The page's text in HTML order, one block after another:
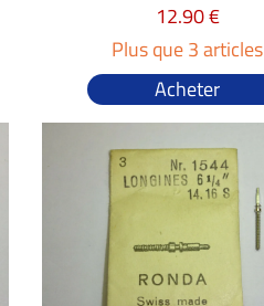
12.90 €
Plus que 3 articles
Acheter